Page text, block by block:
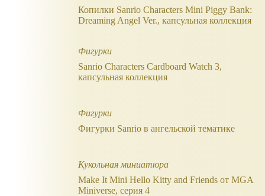
Копилки Sanrio Characters Mini Piggy Bank:
Dreaming Angel Ver., капсульная коллекция
Фигурки
Sanrio Characters Cardboard Watch 3,
капсульная коллекция
Фигурки
Фигурки Sanrio в ангельской тематике
Кукольная миниатюра
Make It Mini Hello Kitty and Friends от MGA
Miniverse, серия 4